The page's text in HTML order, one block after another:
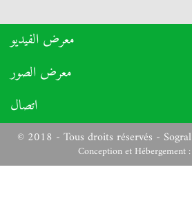
معرض الفيديو
معرض الصور
اتصال
© 2018 - Tous droits réservés - Sogral
Conception et Hébergement :